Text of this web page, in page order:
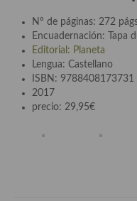
Adobos
Aperitivos
Bebidas
Bocadillos,
Nº de páginas: 272
Encuadernación: Tapa
Editorial: Planeta
Lengua: Castellano
ISBN: 9788408173731
2017
precio: 29,95€